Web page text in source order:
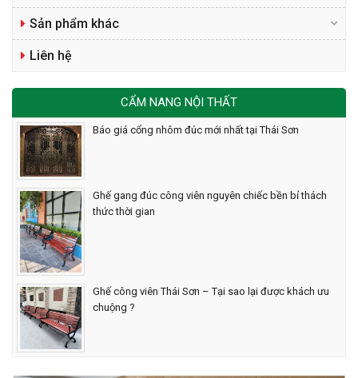
Sản phẩm khác
Liên hệ
CẨM NANG NỘI THẤT
Báo giá cổng nhôm đúc mới nhất tại Thái Sơn
Ghế gang đúc công viên nguyên chiếc bền bỉ thách
thức thời gian
Ghế công viên Thái Sơn – Tại sao lại được khách ưu
chuộng ?